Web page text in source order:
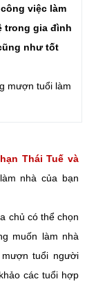
việc làm
trong gia đình
như tốt
mượn tuổi làm
hạn Thái Tuế và
nhà của bạn
chủ có thể chọn
muốn làm nhà
tuổi người
các tuổi hợp